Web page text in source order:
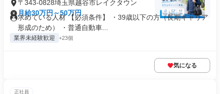
〒343-0828埼玉県越谷市レイクタウン
月給30万円～50万円
求めている人材 【必須条件】 ・39歳以下の方（長期キャリア
形成のため） ・普通自動車...
業界未経験歓迎 +23個
気になる
正社員